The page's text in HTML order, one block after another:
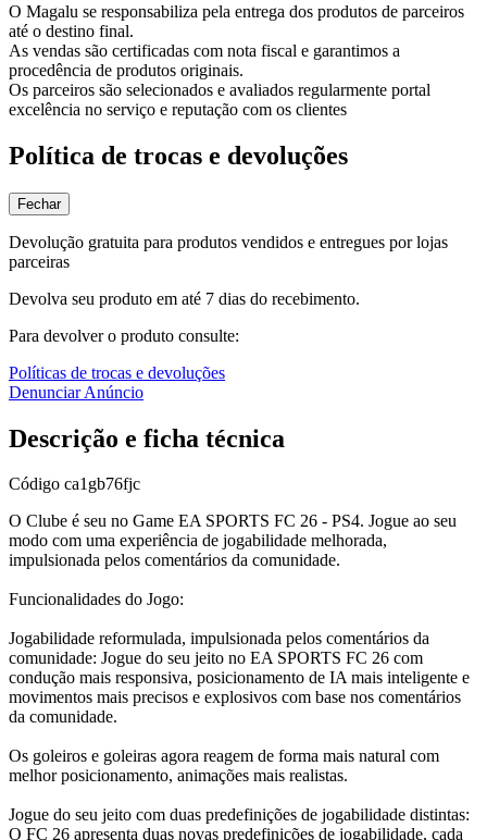
O Magalu se responsabiliza pela entrega dos produtos de parceiros
até o destino final.
As vendas são certificadas com nota fiscal e garantimos a
procedência de produtos originais.
Os parceiros são selecionados e avaliados regularmente portal
excelência no serviço e reputação com os clientes
Política de trocas e devoluções
Fechar
Devolução gratuita para produtos vendidos e entregues por lojas
parceiras
Devolva seu produto em até 7 dias do recebimento.
Para devolver o produto consulte:
Políticas de trocas e devoluções
Denunciar Anúncio
Descrição e ficha técnica
Código ca1gb76fjc
O Clube é seu no Game EA SPORTS FC 26 - PS4. Jogue ao seu
modo com uma experiência de jogabilidade melhorada,
impulsionada pelos comentários da comunidade.
Funcionalidades do Jogo:
Jogabilidade reformulada, impulsionada pelos comentários da
comunidade: Jogue do seu jeito no EA SPORTS FC 26 com
condução mais responsiva, posicionamento de IA mais inteligente e
movimentos mais precisos e explosivos com base nos comentários
da comunidade.
Os goleiros e goleiras agora reagem de forma mais natural com
melhor posicionamento, animações mais realistas.
Jogue do seu jeito com duas predefinições de jogabilidade distintas:
O FC 26 apresenta duas novas predefinições de jogabilidade, cada